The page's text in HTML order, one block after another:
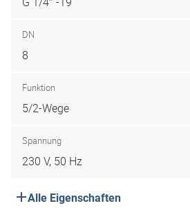
DN
8
Funktion
5/2-Wege
Spannung
230 V, 50 Hz
Alle Eigenschaften